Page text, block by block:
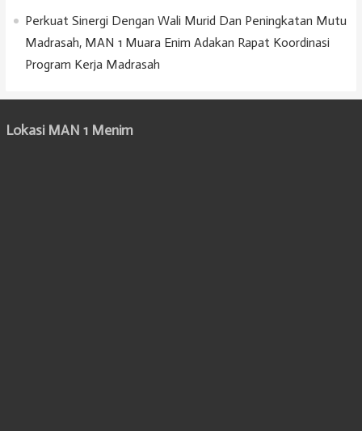
Perkuat Sinergi Dengan Wali Murid Dan Peningkatan Mutu
Madrasah, MAN 1 Muara Enim Adakan Rapat Koordinasi
Program Kerja Madrasah
Lokasi MAN 1 Menim